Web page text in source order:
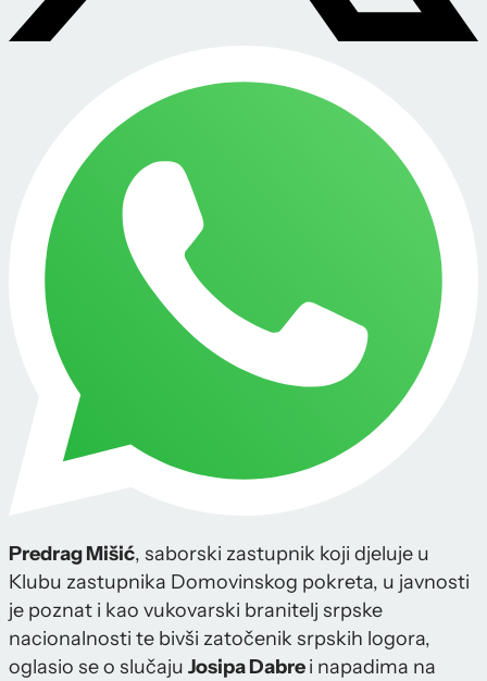
Predrag Mišić, saborski zastupnik koji djeluje u
Klubu zastupnika Domovinskog pokreta, u javnosti
je poznat i kao vukovarski branitelj srpske
nacionalnosti te bivši zatočenik srpskih logora,
oglasio se o slučaju Josipa Dabrei napadima na